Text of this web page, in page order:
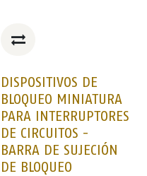
DISPOSITIVOS DE
BLOQUEO MINIATURA
PARA INTERRUPTORES
DE CIRCUITOS -
BARRA DE SUJECIÓN
DE BLOQUEO